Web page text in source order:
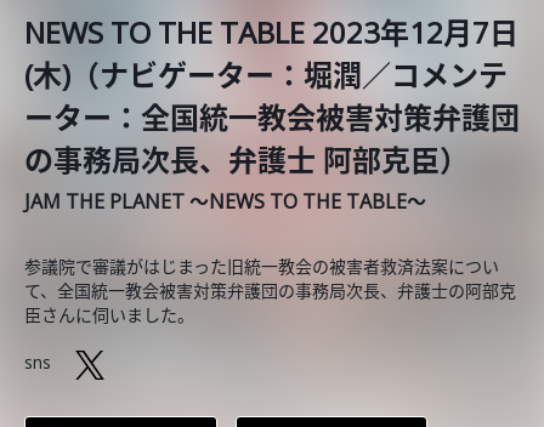
NEWS TO THE TABLE 2023年12月7日
(木)（ナビゲーター：堀潤／コメンテ
ーター：全国統一教会被害対策弁護団
の事務局次長、弁護士 阿部克臣）
JAM THE PLANET ～NEWS TO THE TABLE～
参議院で審議がはじまった旧統一教会の被害者救済法案につい
て、全国統一教会被害対策弁護団の事務局次長、弁護士の阿部克
臣さんに伺いました。
sns